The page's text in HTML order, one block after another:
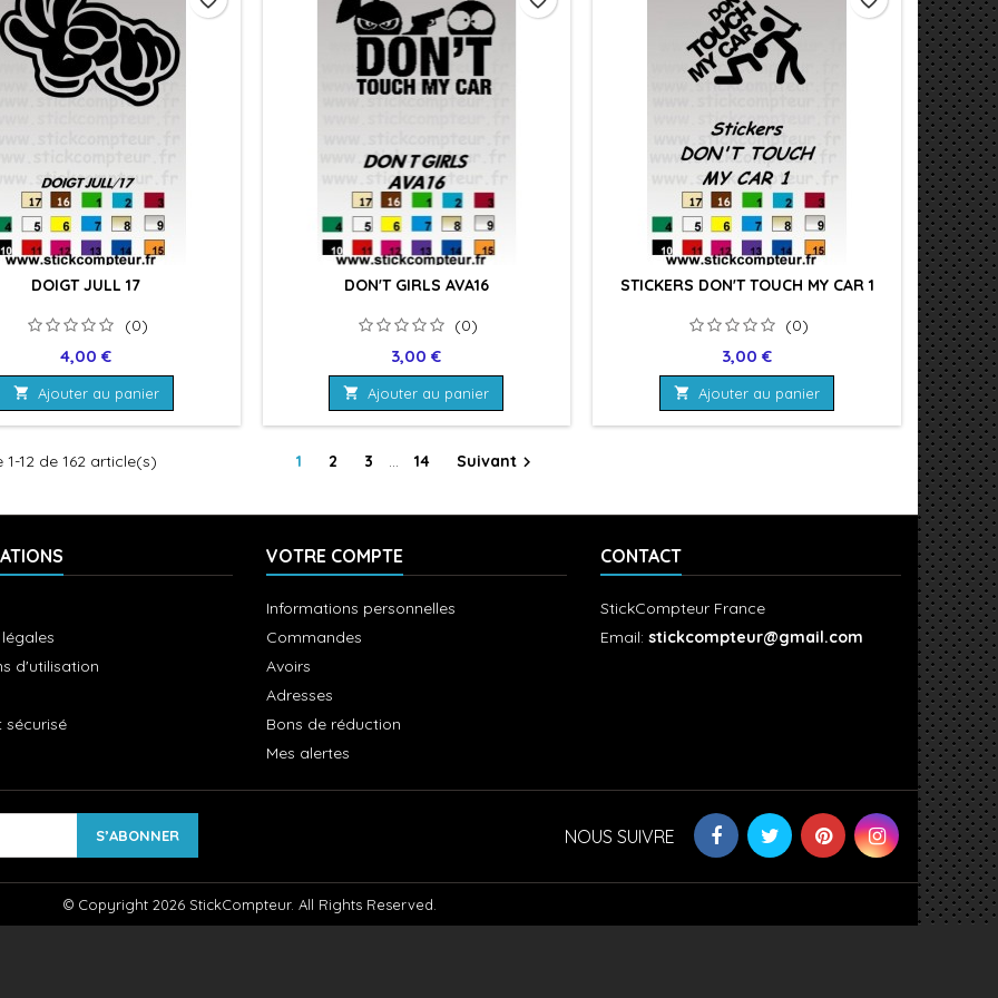
DOIGT JULL 17
(0)
Prix
4,00 €
 Ajouter au panier
DON'T GIRLS AVA16
(0)
Prix
3,00 €
 Ajouter au panier
STICKERS DON'T TOUCH MY CAR 1
(0)
Prix
3,00 €
 Ajouter au panier
12 de 162 article(s) 1 2 3 … 14 Suivant 
d'utilisation
sécurisé
VOTRE COMPTE
Informations personnelles
Commandes
Avoirs
Adresses
Bons de réduction
Mes alertes
CONTACT
StickCompteur France
Email: stickcompteur@gmail.com
NOUS SUIVRE
© Copyright 2026 StickCompteur. All Rights Reserved.